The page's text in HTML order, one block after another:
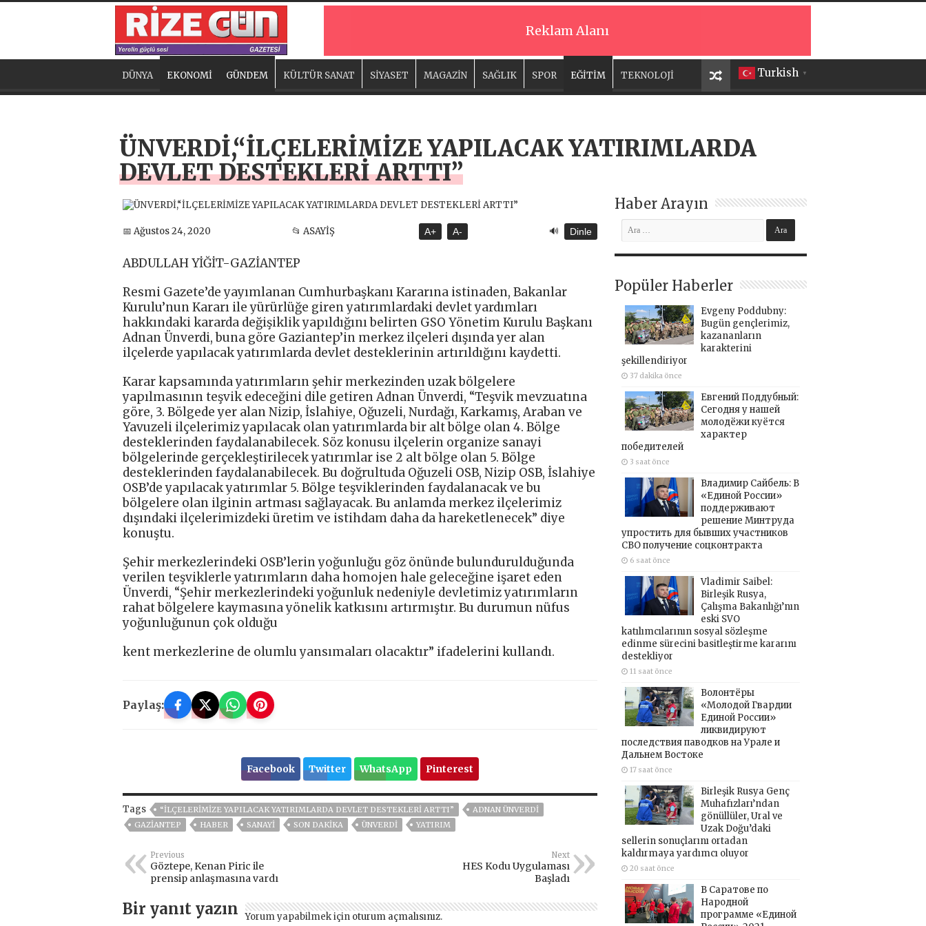
Reklam Alanı
Turkish ▼
DÜNYA EKONOMİ GÜNDEM KÜLTÜR SANAT SİYASET MAGAZİN SAĞLIK SPOR EĞİTİM TEKNOLOJİ
ÜNVERDİ,“İLÇELERİMİZE YAPILACAK YATIRIMLARDA
DEVLET DESTEKLERİ ARTTI”
📅 Ağustos 24, 2020 📂 ASAYİŞ A+ A- 🔊 Dinle
ABDULLAH YİĞİT-GAZİANTEP
Resmi Gazete’de yayımlanan Cumhurbaşkanı Kararına istinaden, Bakanlar
Kurulu’nun Kararı ile yürürlüğe giren yatırımlardaki devlet yardımları
hakkındaki kararda değişiklik yapıldığını belirten GSO Yönetim Kurulu Başkanı
Adnan Ünverdi, buna göre Gaziantep’in merkez ilçeleri dışında yer alan
ilçelerde yapılacak yatırımlarda devlet desteklerinin artırıldığını kaydetti.
Karar kapsamında yatırımların şehir merkezinden uzak bölgelere
yapılmasının teşvik edeceğini dile getiren Adnan Ünverdi, “Teşvik mevzuatına
göre, 3. Bölgede yer alan Nizip, İslahiye, Oğuzeli, Nurdağı, Karkamış, Araban ve
Yavuzeli ilçelerimiz yapılacak olan yatırımlarda bir alt bölge olan 4. Bölge
desteklerinden faydalanabilecek. Söz konusu ilçelerin organize sanayi
bölgelerinde gerçekleştirilecek yatırımlar ise 2 alt bölge olan 5. Bölge
desteklerinden faydalanabilecek. Bu doğrultuda Oğuzeli OSB, Nizip OSB, İslahiye
OSB’de yapılacak yatırımlar 5. Bölge teşviklerinden faydalanacak ve bu
bölgelere olan ilginin artması sağlayacak. Bu anlamda merkez ilçelerimiz
dışındaki ilçelerimizdeki üretim ve istihdam daha da hareketlenecek” diye
konuştu.
Şehir merkezlerindeki OSB’lerin yoğunluğu göz önünde bulundurulduğunda
verilen teşviklerle yatırımların daha homojen hale geleceğine işaret eden
Ünverdi, “Şehir merkezlerindeki yoğunluk nedeniyle devletimiz yatırımların
rahat bölgelere kaymasına yönelik katkısını artırmıştır. Bu durumun nüfus
yoğunluğunun çok olduğu
kent merkezlerine de olumlu yansımaları olacaktır” ifadelerini kullandı.
Paylaş:
Facebook Twitter WhatsApp Pinterest
Tags “İLÇELERİMİZE YAPILACAK YATIRIMLARDA DEVLET DESTEKLERİ ARTTI”
ADNAN ÜNVERDİ
GAZIANTEP
HABER SANAYİ SON DAKIKA ÜNVERDİ YATIRIM
Previous
Göztepe, Kenan Piric ile
prensip anlaşmasına vardı
Next
HES Kodu Uygulaması
Başladı
Bir yanıt yazın Yorum yapabilmek için oturum açmalısınız.
Haber Arayın
Popüler Haberler
Evgeny Poddubny:
Bugün gençlerimiz,
kazananların
karakterini
şekillendiriyor
37 dakika önce
Евгений Поддубный:
Сегодня у нашей
молодёжи куётся
характер
победителей
3 saat önce
Владимир Сайбель: В
«Единой России»
поддерживают
решение Минтруда
упростить для бывших участников
СВО получение соцконтракта
6 saat önce
Vladimir Saibel:
Birleşik Rusya,
Çalışma Bakanlığı’nın
eski SVO
katılımcılarının sosyal sözleşme
edinme sürecini basitleştirme kararını
destekliyor
11 saat önce
Волонтёры
«Молодой Гвардии
Единой России»
ликвидируют
последствия паводков на Урале и
Дальнем Востоке
17 saat önce
Birleşik Rusya Genç
Muhafızları’ndan
gönüllüler, Ural ve
Uzak Doğu’daki
sellerin sonuçlarını ortadan
kaldırmaya yardımcı oluyor
20 saat önce
В Саратове по
Народной
программе «Единой